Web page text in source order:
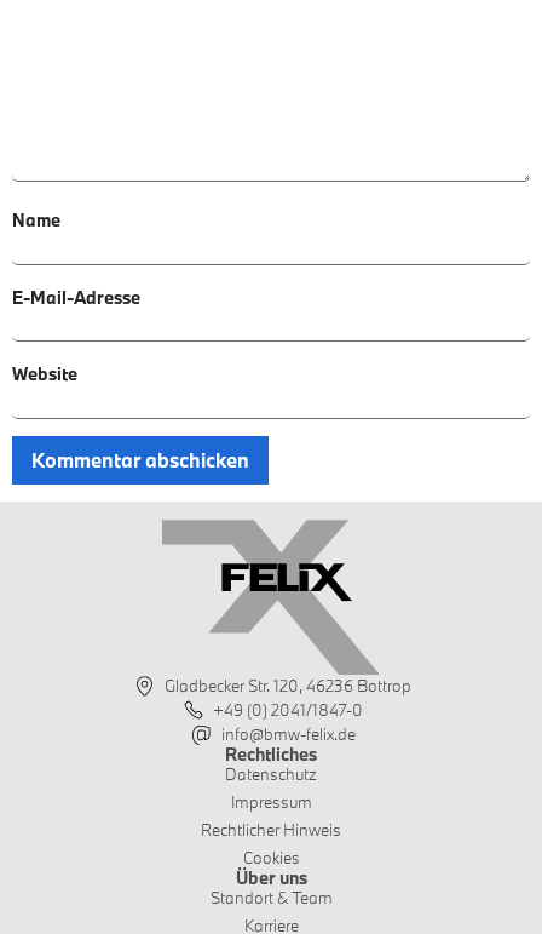
Name
E-Mail-Adresse
Website
Gladbecker Str. 120, 46236 Bottrop
+49 (0) 2041/1847-0
info@bmw-felix.de
Rechtliches
Datenschutz
Impressum
Rechtlicher Hinweis
Cookies
Über uns
Standort & Team
Karriere